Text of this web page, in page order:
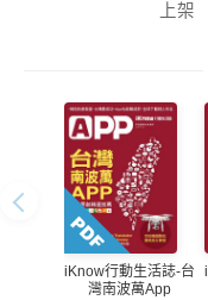
上架
iKnow行動生活誌-台
灣南波萬App